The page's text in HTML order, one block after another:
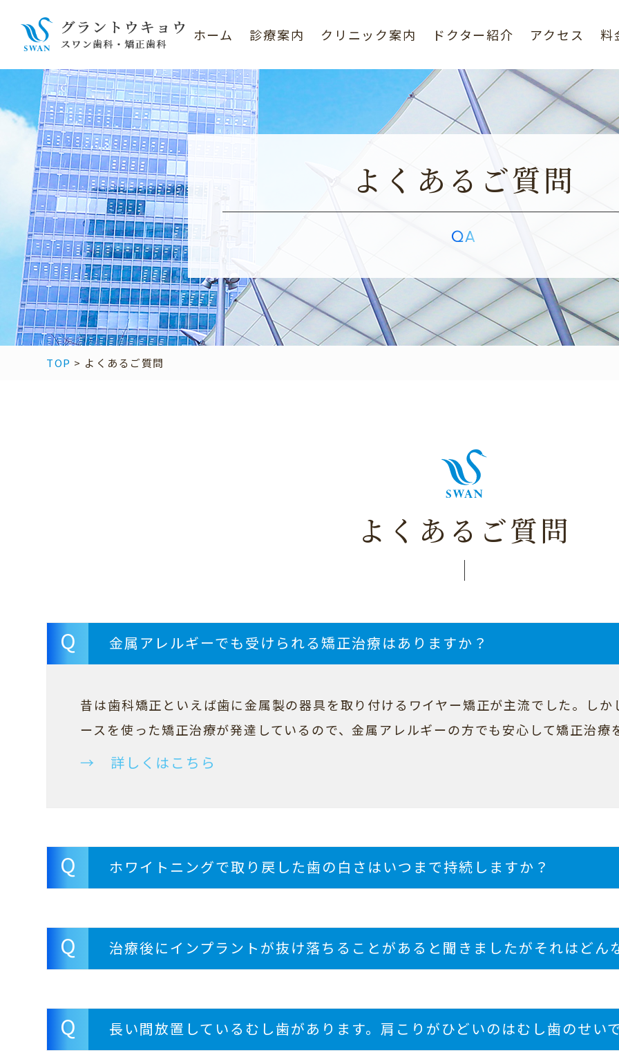
ホーム 診療案内 クリニック案内 ドクター紹介 アクセス 料
よくあるご質問
QA
TOP > よくあるご質問
よくあるご質問
Q 金属アレルギーでも受けられる矯正治療はありますか？
昔は歯科矯正といえば歯に金属製の器具を取り付けるワイヤー矯正が主流でした。し
ースを使った矯正治療が発達しているので、金属アレルギーの方でも安心して矯正治療
→ 詳しくはこちら
Q ホワイトニングで取り戻した歯の白さはいつまで持続しますか？
Q 治療後にインプラントが抜け落ちることがあると聞きましたがそれはどん
Q 長い間放置しているむし歯があります。肩こりがひどいのはむし歯のせい